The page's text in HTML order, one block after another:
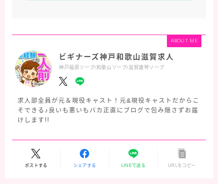
ABOUT ME
ビギナーズ神戸和歌山滋賀求人
神戸福原ソープ/和歌山ソープ/滋賀雄琴ソープ
求人部全員が元＆現役キャスト！元&現役キャストだからこ
そできる♪良いも悪いもバカ正直にブログで包み隠さずお届
けします!!
ポストする シェアする LINEで送る URLをコピー